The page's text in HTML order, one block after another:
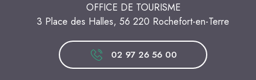
OFFICE DE TOURISME
3 Place des Halles, 56 220 Rochefort-en-Terre
02 97 26 56 00